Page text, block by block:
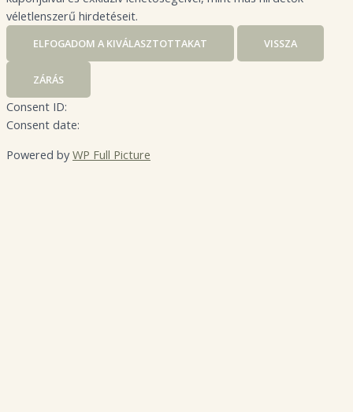
véletlenszerű hirdetéseit.
ELFOGADOM A KIVÁLASZTOTTAKAT VISSZA
ZÁRÁS
Consent ID:
Consent date:
Powered by WP Full Picture